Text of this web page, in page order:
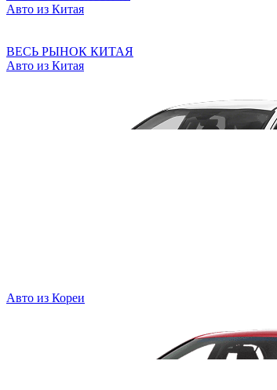
Авто из Китая
ВЕСЬ РЫНОК КИТАЯ
Авто из Китая
Авто из Кореи